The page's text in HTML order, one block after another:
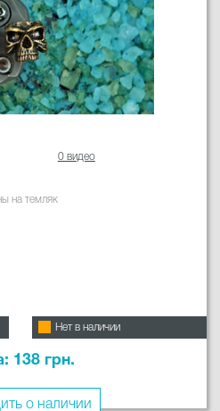
0 видео
на темляк
Нет в наличии
138 грн.
о наличии